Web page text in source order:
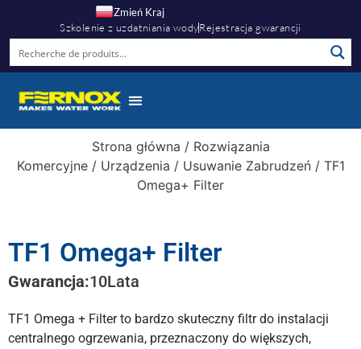
Zmień Kraj
Szkolenie z uzdatniania wodyRejestracja gwarancji
Strona główna / Rozwiązania
Komercyjne/ Urządzenia / Usuwanie Zabrudzeń/ TF1
Omega+ Filter
TF1 Omega+ Filter
Gwarancja:10Lata
TF1 Omega + Filter to bardzo skuteczny filtr do instalacji
centralnego ogrzewania, przeznaczony do większych,